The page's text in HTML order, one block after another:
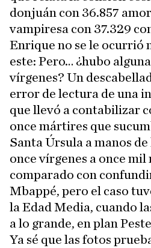
donjuán con 36.857
vampiresa con 37.329
Enrique no se le ocurrió
este: Pero… ¿hubo
vírgenes? Un
error de lectura de una
que llevó a contabilizar
once mártires que
Santa Úrsula a manos
once vírgenes a once mil
comparado con
Mbappé, pero el caso
la Edad Media, cuando
a lo grande, en plan
Ya sé que las fotos